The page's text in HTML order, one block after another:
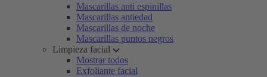
Mascarillas anti espinillas
Mascarillas antiedad
Mascarillas de noche
Mascarillas puntos negros
Limpieza facial
Mostrar todos
Exfoliante facial